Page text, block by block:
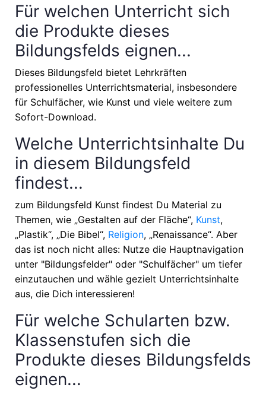
Für welchen Unterricht sich
die Produkte dieses
Bildungsfelds eignen...
Dieses Bildungsfeld bietet Lehrkräften
professionelles Unterrichtsmaterial, insbesondere
für Schulfächer, wie Kunst und viele weitere zum
Sofort-Download.
Welche Unterrichtsinhalte Du
in diesem Bildungsfeld
findest...
zum Bildungsfeld Kunst findest Du Material zu
Themen, wie „Gestalten auf der Fläche“, Kunst,
„Plastik“, „Die Bibel“, Religion, „Renaissance“. Aber
das ist noch nicht alles: Nutze die Hauptnavigation
unter "Bildungsfelder" oder "Schulfächer" um tiefer
einzutauchen und wähle gezielt Unterrichtsinhalte
aus, die Dich interessieren!
Für welche Schularten bzw.
Klassenstufen sich die
Produkte dieses Bildungsfelds
eignen...